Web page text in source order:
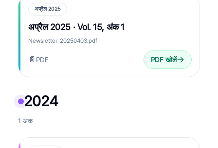
अप्रैल 2025
अप्रैल 2025 · Vol. 15, अंक 1
Newsletter_20250403.pdf
📄 PDF PDF खोलें
2024
1 अंक